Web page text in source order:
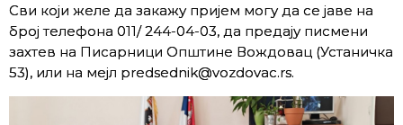
Сви који желе да закажу пријем могу да се јаве на
број телефона 011/ 244-04-03, да предају писмени
захтев на Писарници Општине Вождовац (Устаничка
53), или на мејл predsednik@vozdovac.rs.